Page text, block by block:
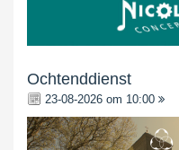
Ochtenddienst
23-08-2026 om 10:00